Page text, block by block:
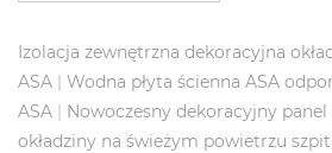
Izolacja zewnętrzna dekoracyjna
ASA | Wodna płyta ścienna ASA
ASA | Nowoczesny dekoracyjny panel
okładziny na świeżym powietrzu